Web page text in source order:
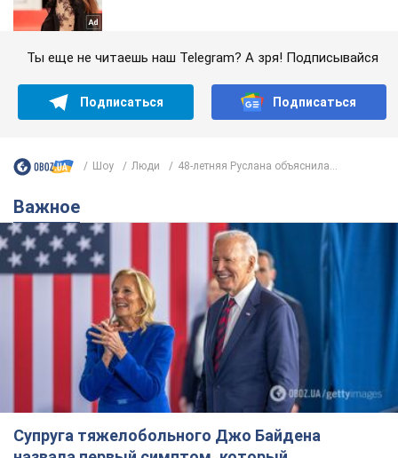
Ты еще не читаешь наш Telegram? А зря! Подписывайся
Подписаться Подписаться
Шоу Люди 48-летняя Руслана объяснила...
Важное
Супруга тяжелобольного Джо Байдена